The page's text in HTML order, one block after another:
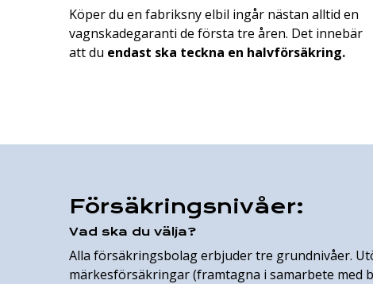
Köper du en fabriksny elbil ingår nästan alltid en
vagnskadegaranti de första tre åren. Det innebär
att du endast ska teckna en halvförsäkring.
Försäkringsnivåer:
Vad ska du välja?
Alla försäkringsbolag erbjuder tre grundnivåer.
märkesförsäkringar (framtagna i samarbete med